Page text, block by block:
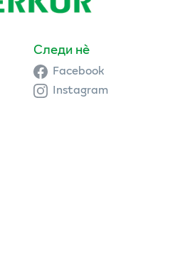
Следи нè
Facebook
Instagram